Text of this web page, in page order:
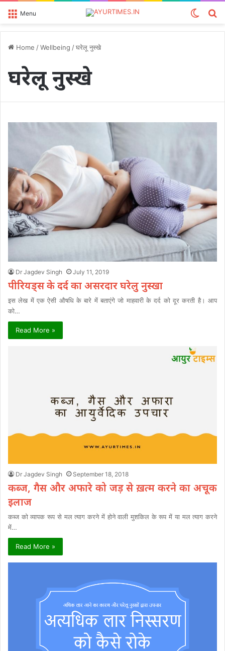
Menu
Switch
Home /Wellbeing /घरेलू नुस्खे
घरेलू नुस्खे
Dr Jagdev Singh July 11, 2019
पीरियड्स के दर्द का असरदार घरेलु नुस्खा
इस लेख में एक ऐसी औषधि के बारे में बताएंगे जो माहवारी के दर्द को दूर करती है। आप
को…
Read More »
Dr Jagdev Singh September 18, 2018
कब्ज, गैस और अफारे को जड़ से ख़त्म करने का अचूक
इलाज
कब्ज को व्यापक रूप से मल त्याग करने में होने वाली मुशकिल के रूप में या मल त्याग करने
में…
Read More »